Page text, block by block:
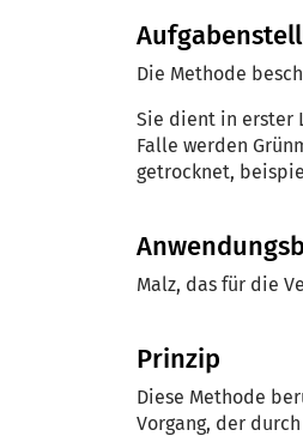
Die Methode
Sie dient in erster
Falle werden
getrocknet,
Malz, das für die
Prinzip
Diese Methode
Vorgang, der